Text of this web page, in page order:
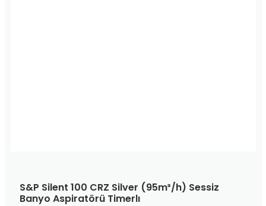
S&P Silent 100 CRZ Silver (95m³/h) Sessiz
Banyo Aspiratörü Timerlı